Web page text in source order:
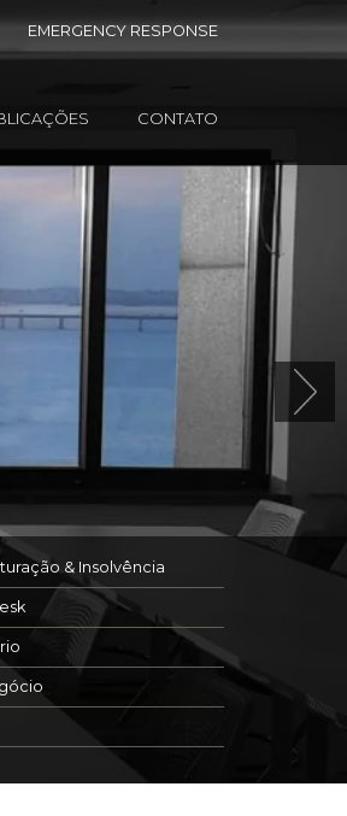
EMERGENCY RESPONSE
CONTATO
& Insolvência